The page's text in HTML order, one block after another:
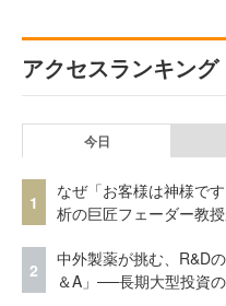
アクセスランキング
今日
1
なぜ「お客様は神様で
析の巨匠フェーダー教
2
中外製薬が挑む、R&D
＆A」──長期大型投資